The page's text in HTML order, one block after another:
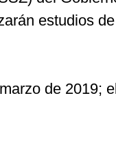
estudios
de 2019;